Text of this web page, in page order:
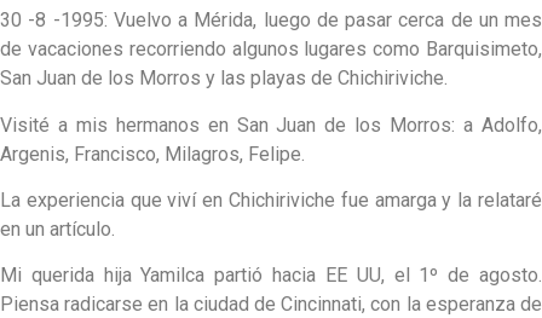
30 -8 -1995: Vuelvo a Mérida, luego de pasar cerca de un mes
de vacaciones recorriendo algunos lugares como Barquisimeto,
San Juan de los Morros y las playas de Chichiriviche.
Visité a mis hermanos en San Juan de los Morros: a Adolfo,
Argenis, Francisco, Milagros, Felipe.
La experiencia que viví en Chichiriviche fue amarga y la relataré
en un artículo.
Mi querida hija Yamilca partió hacia EE UU, el 1º de agosto.
Piensa radicarse en la ciudad de Cincinnati, con la esperanza de